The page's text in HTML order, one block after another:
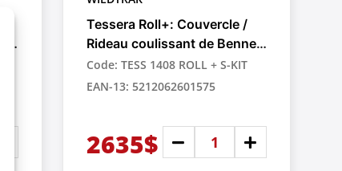
Tessera Roll+: Couvercle /
Rideau coulissant de Benne
Rétractable Manuel à
Assistance par Ressort pour
Code: TESS 1408 ROLL + S-KIT
EAN-13: 5212062601575
2635$